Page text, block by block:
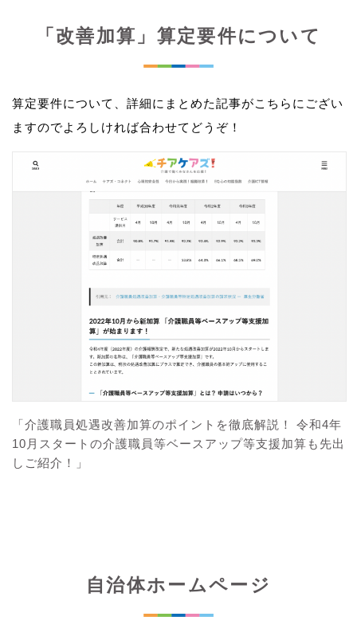
「改善加算」算定要件について
算定要件について、詳細にまとめた記事がこちらにござい
ますのでよろしければ合わせてどうぞ！
「介護職員処遇改善加算のポイントを徹底解説！ 令和4年
10月スタートの介護職員等ベースアップ等支援加算も先出
しご紹介！」
自治体ホームページ